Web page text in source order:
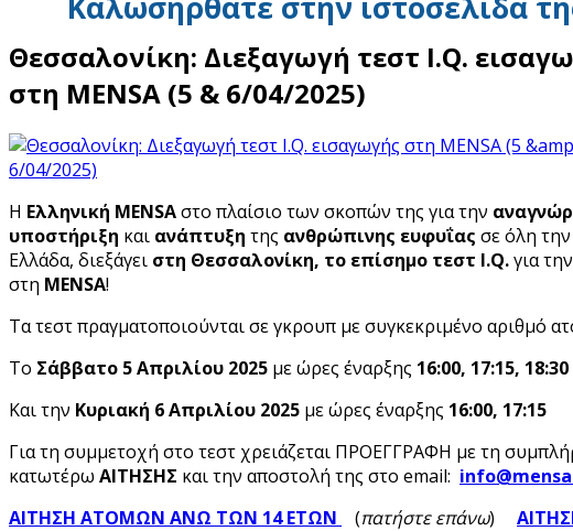
Θεσσαλονίκη: Διεξαγωγή τεστ I.Q.
στη MENSA (5 & 6/04/2025)
Η Ελληνική MENSAστο πλαίσιο των σκοπών της για την
υποστήριξη και ανάπτυξη της ανθρώπινης ευφυΐας σε όλη την
Ελλάδα, διεξάγει στη Θεσσαλονίκη, το επίσημο τεστ I.Q.για
στη MENSA!
Τα τεστ πραγματοποιούνται σε γκρουπ με συγκεκριμένο αριθμό
Το Σάββατο 5 Απριλίου 2025 με ώρες έναρξης 16:00, 17:15, 18:30
Και την Κυριακή 6 Απριλίου 2025 με ώρες έναρξης 16:00, 17:15
Για τη συμμετοχή στο τεστ χρειάζεται ΠΡΟΕΓΓΡΑΦΗ με τη
κατωτέρω ΑΙΤΗΣΗΣ και την αποστολή της στο email: info@mensa
ΑΙΤΗΣΗ ΑΤΟΜΩΝ ΑΝΩ ΤΩΝ 14 ΕΤΩΝ
(πατήστε επάνω)